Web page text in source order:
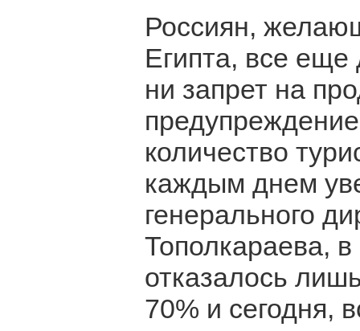
Россиян,
Египта, все еще
ни запрет на
количество
каждым днем
генерального
Тополкараева, в
отказалось
70% и сегодня,